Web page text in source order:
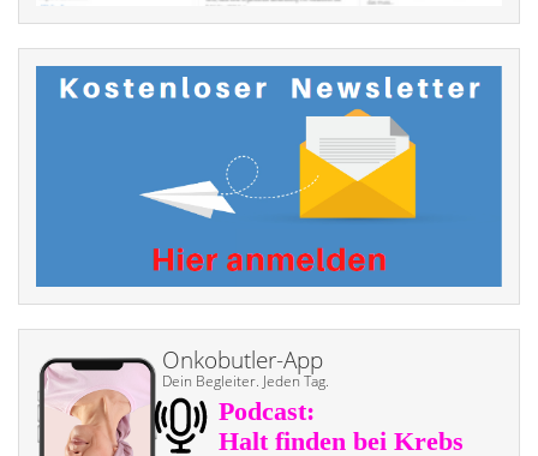
Onkobutler-App
Dein Begleiter. Jeden Tag.